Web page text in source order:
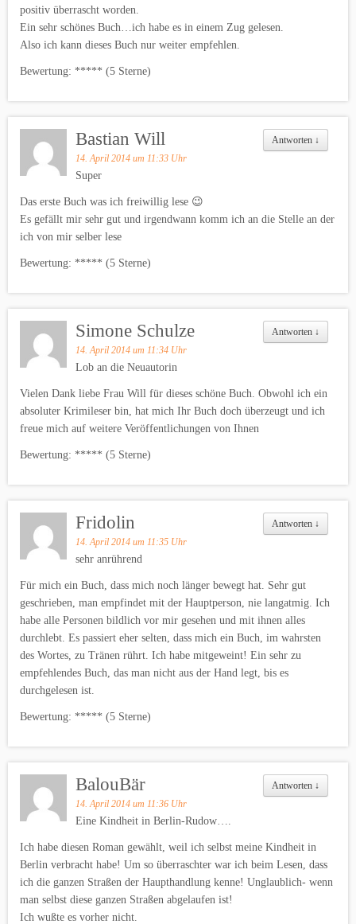
positiv überrascht worden.
Ein sehr schönes Buch…ich habe es in einem Zug gelesen.
Also ich kann dieses Buch nur weiter empfehlen.
Bewertung: ***** (5 Sterne)
Antworten ↓
Bastian Will
14. April 2014 um 11:33 Uhr
Super
Das erste Buch was ich freiwillig lese 😉
Es gefällt mir sehr gut und irgendwann komm ich an die Stelle an der
ich von mir selber lese
Bewertung: ***** (5 Sterne)
Antworten ↓
Simone Schulze
14. April 2014 um 11:34 Uhr
Lob an die Neuautorin
Vielen Dank liebe Frau Will für dieses schöne Buch. Obwohl ich ein
absoluter Krimileser bin, hat mich Ihr Buch doch überzeugt und ich
freue mich auf weitere Veröffentlichungen von Ihnen
Bewertung: ***** (5 Sterne)
Antworten ↓
Fridolin
14. April 2014 um 11:35 Uhr
sehr anrührend
Für mich ein Buch, dass mich noch länger bewegt hat. Sehr gut
geschrieben, man empfindet mit der Hauptperson, nie langatmig. Ich
habe alle Personen bildlich vor mir gesehen und mit ihnen alles
durchlebt. Es passiert eher selten, dass mich ein Buch, im wahrsten
des Wortes, zu Tränen rührt. Ich habe mitgeweint! Ein sehr zu
empfehlendes Buch, das man nicht aus der Hand legt, bis es
durchgelesen ist.
Bewertung: ***** (5 Sterne)
Antworten ↓
BalouBär
14. April 2014 um 11:36 Uhr
Eine Kindheit in Berlin-Rudow….
Ich habe diesen Roman gewählt, weil ich selbst meine Kindheit in
Berlin verbracht habe! Um so überraschter war ich beim Lesen, dass
ich die ganzen Straßen der Haupthandlung kenne! Unglaublich- wenn
man selbst diese ganzen Straßen abgelaufen ist!
Ich wußte es vorher nicht.